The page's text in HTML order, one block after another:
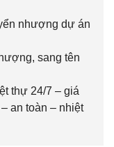
nhượng dự án
sang tên
thự 24/7 – giá
an toàn – nhiệt